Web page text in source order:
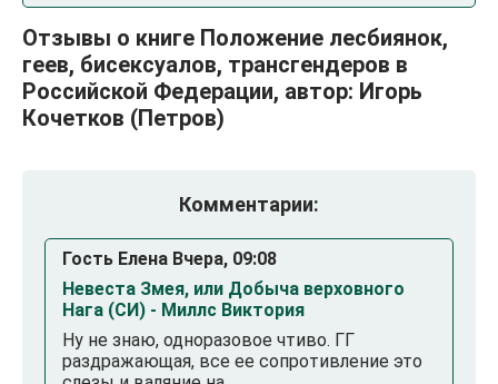
Отзывы о книге Положение лесбиянок,
геев, бисексуалов, трансгендеров в
Российской Федерации, автор: Игорь
Кочетков (Петров)
Комментарии:
Гость Елена Вчера, 09:08
Невеста Змея, или Добыча верховного
Нага (СИ) - Миллс Виктория
Ну не знаю, одноразовое чтиво. ГГ
раздражающая, все ее сопротивление это